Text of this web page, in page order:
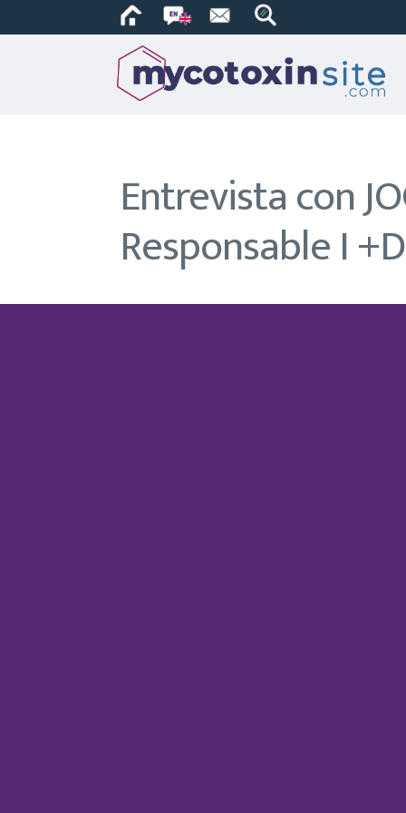
Entrevista con
Responsable I